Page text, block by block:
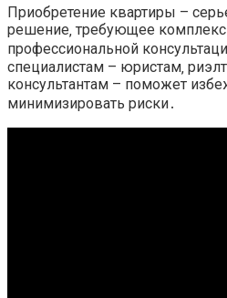
Приобретение квартиры –
решение‚ требующее
профессиональной
специалистам – юристам‚
консультантам – поможет
минимизировать риски․